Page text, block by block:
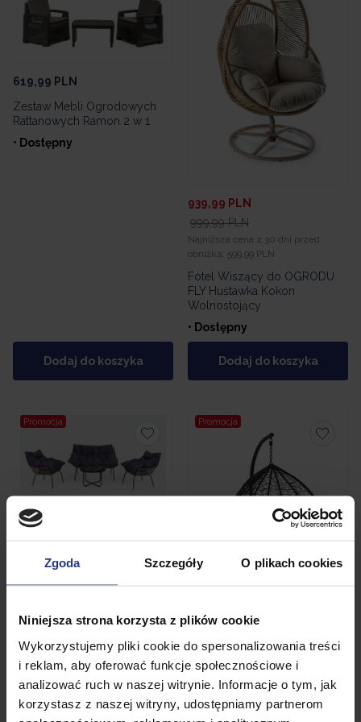
Zgoda Szczegóły O plikach cookies
Niniejsza strona korzysta z plików cookie
Wykorzystujemy pliki cookie do spersonalizowania treści
i reklam, aby oferować funkcje społecznościowe i
analizować ruch w naszej witrynie. Informacje o tym, jak
korzystasz z naszej witryny, udostępniamy partnerom
619,99 PLN
Zestaw Mebli Ogrodowych
Rattanowych Ramon 2 w 1
• Dostępny
Dodaj do koszyka
939,99 PLN
999,99 PLN
Najniższa cena z 30 dni przed
obniżką: 599,99 PLN
Fotel Wiszący do OGRODU
FLY Huśtawka Kokon
Wolnostojący
• Dostępny
Dodaj do koszyka
Promocja
1 999,99
PLN
Najniższa cena z 30 dni przed
obniżką:1 999,99 PLN
Miguel ławka stolik fotele
Zestaw Ogrodowy
Wypoczynkowy
• Dostępny
Promocja
589,99
799,99
PLN
Najniższa cena z 30 dni przed
obniżką:699,99 PLN